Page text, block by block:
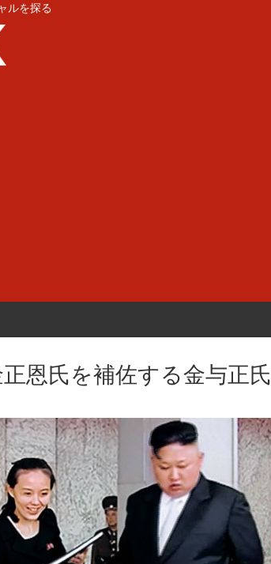
ルを探る
正恩氏を補佐する金与正氏